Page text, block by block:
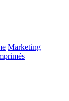
Marketing